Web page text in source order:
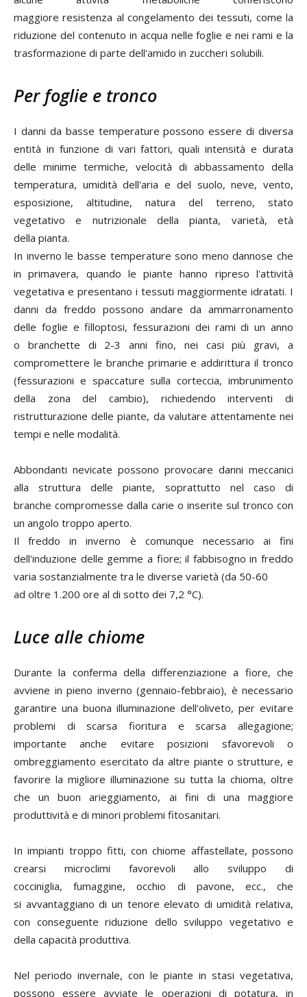
maggiore resistenza al congelamento dei tessuti, come la
riduzione del contenuto in acqua nelle foglie e nei rami e la
trasformazione di parte dell'amido in zuccheri solubili.
Per foglie e tronco
I danni da basse temperature possono essere di diversa
entità in funzione di vari fattori, quali intensità e durata
delle minime termiche, velocità di abbassamento della
temperatura, umidità dell'aria e del suolo, neve, vento,
esposizione, altitudine, natura del terreno, stato
vegetativo e nutrizionale della pianta, varietà, età
della pianta.
In inverno le basse temperature sono meno dannose che
in primavera, quando le piante hanno ripreso l'attività
vegetativa e presentano i tessuti maggiormente idratati. I
danni da freddo possono andare da ammarronamento
delle foglie e filloptosi, fessurazioni dei rami di un anno
o branchette di 2-3 anni fino, nei casi più gravi, a
compromettere le branche primarie e addirittura il tronco
(fessurazioni e spaccature sulla corteccia, imbrunimento
della zona del cambio), richiedendo interventi di
ristrutturazione delle piante, da valutare attentamente nei
tempi e nelle modalità.
Abbondanti nevicate possono provocare danni meccanici
alla struttura delle piante, soprattutto nel caso di
branche compromesse dalla carie o inserite sul tronco con
un angolo troppo aperto.
Il freddo in inverno è comunque necessario ai fini
dell'induzione delle gemme a fiore; il fabbisogno in freddo
varia sostanzialmente tra le diverse varietà (da 50-60
ad oltre 1.200 ore al di sotto dei 7,2 °C).
Luce alle chiome
Durante la conferma della differenziazione a fiore, che
avviene in pieno inverno (gennaio-febbraio), è necessario
garantire una buona illuminazione dell'oliveto, per evitare
problemi di scarsa fioritura e scarsa allegagione;
importante anche evitare posizioni sfavorevoli o
ombreggiamento esercitato da altre piante o strutture, e
favorire la migliore illuminazione su tutta la chioma, oltre
che un buon arieggiamento, ai fini di una maggiore
produttività e di minori problemi fitosanitari.
In impianti troppo fitti, con chiome affastellate, possono
crearsi microclimi favorevoli allo sviluppo di
cocciniglia, fumaggine, occhio di pavone, ecc., che
si avvantaggiano di un tenore elevato di umidità relativa,
con conseguente riduzione dello sviluppo vegetativo e
della capacità produttiva.
Nel periodo invernale, con le piante in stasi vegetativa,
possono essere avviate le operazioni di potatura, in